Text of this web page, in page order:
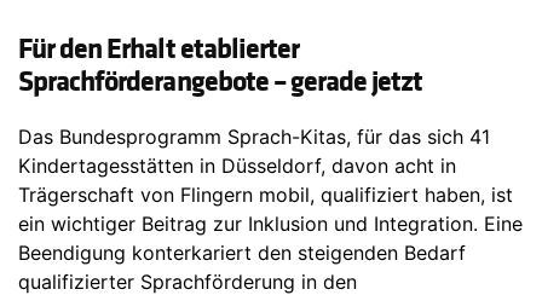
Für den Erhalt etablierter
Sprachförderangebote – gerade jetzt
Das Bundesprogramm Sprach-Kitas, für das sich 41
Kindertagesstätten in Düsseldorf, davon acht in
Trägerschaft von Flingern mobil, qualifiziert haben, ist
ein wichtiger Beitrag zur Inklusion und Integration. Eine
Beendigung konterkariert den steigenden Bedarf
qualifizierter Sprachförderung in den